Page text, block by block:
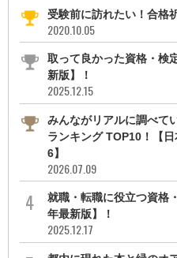
受験前に訪れたい！合格
2020.10.05
取って良かった資格・検
新版】！
2025.12.15
みんながリアルに調べて
ランキング TOP10！【
6】
2026.07.09
就職・転職に役立つ資格
年最新版】！
2025.12.17